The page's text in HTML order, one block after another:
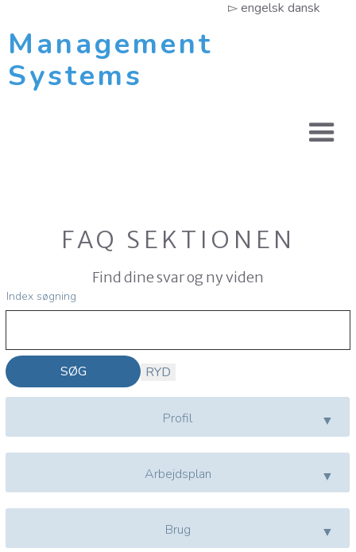
▻ engelsk dansk
Management
Systems
FAQ SEKTIONEN
Find dine svar og ny viden
Index søgning
SØG RYD
Profil
Arbejdsplan
Brug